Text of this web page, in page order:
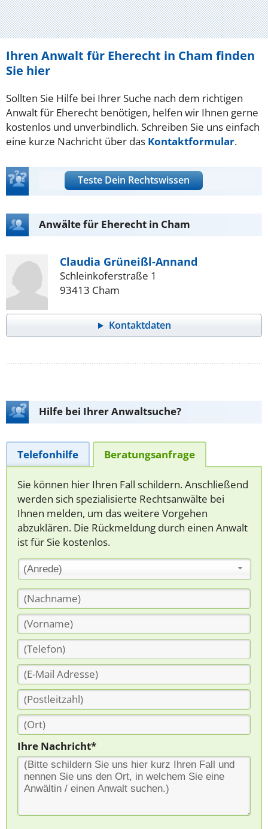
Ihren Anwalt für Eherecht in Cham finden
Sie hier
Sollten Sie Hilfe bei Ihrer Suche nach dem richtigen
Anwalt für Eherecht benötigen, helfen wir Ihnen gerne
kostenlos und unverbindlich. Schreiben Sie uns einfach
eine kurze Nachricht über das Kontaktformular.
Teste Dein Rechtswissen
Anwälte für Eherecht in Cham
Claudia Grüneißl-Annand
Schleinkoferstraße 1
93413 Cham
Kontaktdaten
Hilfe bei Ihrer Anwaltsuche?
Telefonhilfe Beratungsanfrage
Sie können hier Ihren Fall schildern. Anschließend
werden sich spezialisierte Rechtsanwälte bei
Ihnen melden, um das weitere Vorgehen
abzuklären. Die Rückmeldung durch einen Anwalt
ist für Sie kostenlos.
(Anrede)
Ihre Nachricht*